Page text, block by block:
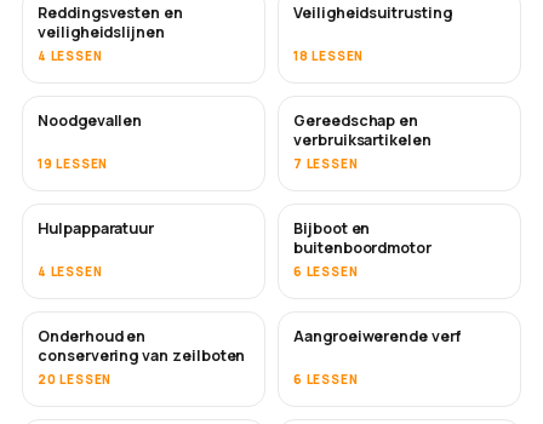
Reddingsvesten en
veiligheidslijnen
4 LESSEN
Veiligheidsuitrusting
18 LESSEN
Noodgevallen
19 LESSEN
Gereedschap en
verbruiksartikelen
7 LESSEN
Hulpapparatuur
4 LESSEN
Bijboot en
buitenboordmotor
6 LESSEN
Onderhoud en
conservering van zeilboten
20 LESSEN
BINNENKORT
Aangroeiwerende verf
6 LESSEN